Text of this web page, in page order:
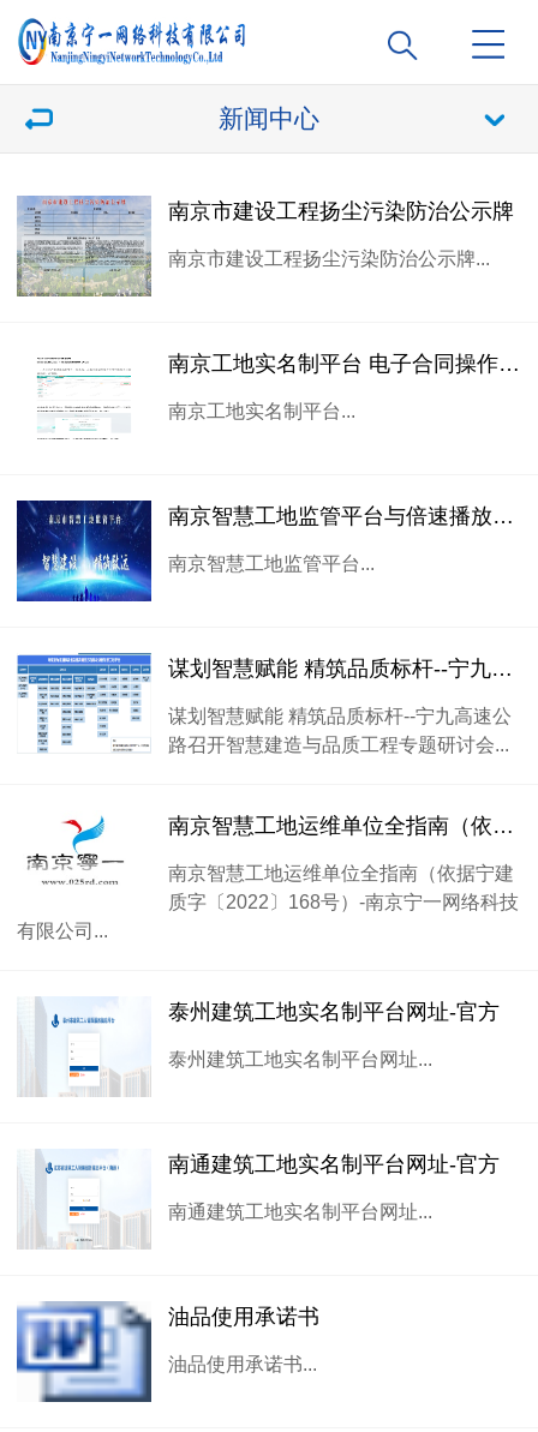
新闻中心
南京市建设工程扬尘污染防治公示牌
南京市建设工程扬尘污染防治公示牌...
南京工地实名制平台 电子合同操作步骤指南
南京工地实名制平台...
南京智慧工地监管平台与倍速播放功能详解
南京智慧工地监管平台...
谋划智慧赋能 精筑品质标杆--宁九高速公路召开智慧建造与品质工程专题研讨会
谋划智慧赋能 精筑品质标杆--宁九高速公
路召开智慧建造与品质工程专题研讨会...
南京智慧工地运维单位全指南（依据宁建质字〔2022〕168号）
南京智慧工地运维单位全指南（依据宁建
质字〔2022〕168号）-南京宁一网络科技
有限公司...
泰州建筑工地实名制平台网址-官方
泰州建筑工地实名制平台网址...
南通建筑工地实名制平台网址-官方
南通建筑工地实名制平台网址...
油品使用承诺书
油品使用承诺书...